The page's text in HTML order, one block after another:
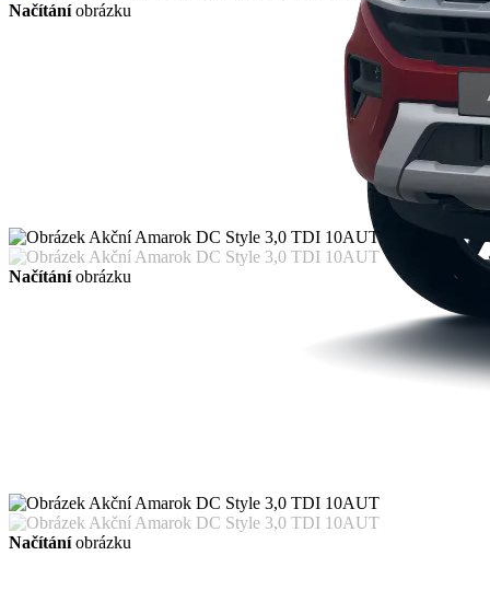
Načítáníobrázku
Načítáníobrázku
Načítáníobrázku